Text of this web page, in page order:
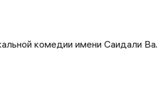
комедии имени Саидали